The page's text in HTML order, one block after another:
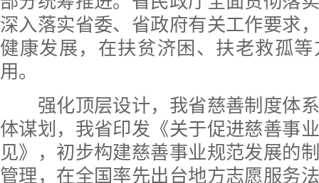
深入落实省委、省政府有关工作要求
健康发展，在扶贫济困、扶老救孤
用。
强化顶层设计，我省慈善制度体系
体谋划，我省印发《关于促进慈善事
见》，初步构建慈善事业规范发展的
管理，在全国率先出台地方志愿服务